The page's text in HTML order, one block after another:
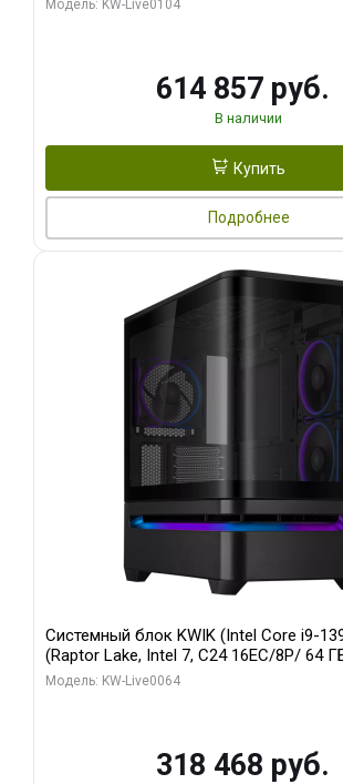
Модель: KW-Live0104
614 857 руб.
В наличии
Купить
Подробнее
Системный блок KWIK (Intel Core i9-
(Raptor Lake, Intel 7, C24 16EC/8P/ 64
модуля)/ ASUS RTX5080 PROART OC
Модель: KW-Live0064
318 468 руб.